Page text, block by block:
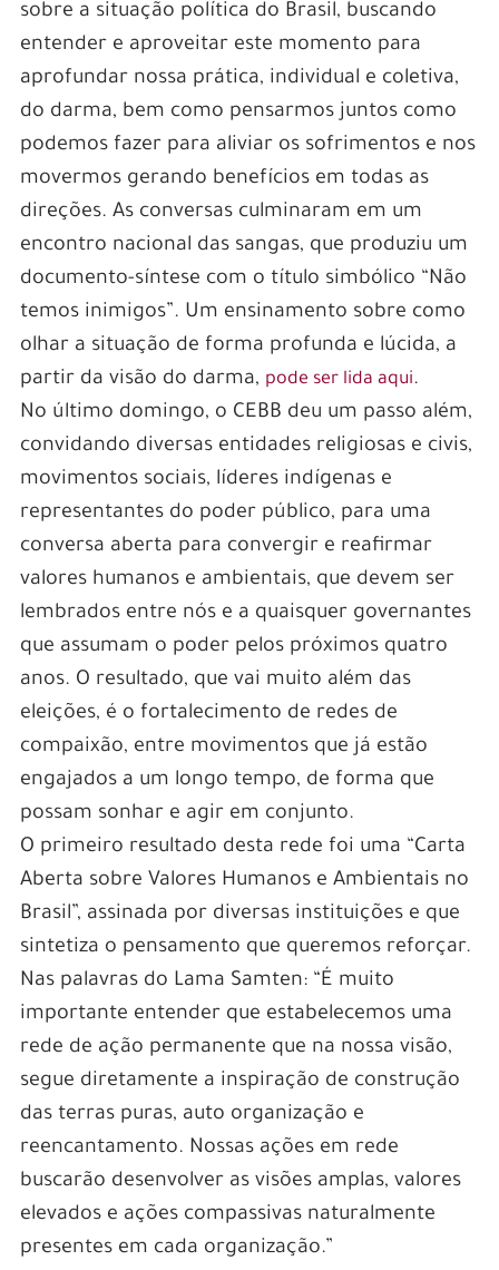
sobre a situação política do Brasil, buscando
entender e aproveitar este momento para
aprofundar nossa prática, individual e coletiva,
do darma, bem como pensarmos juntos como
podemos fazer para aliviar os sofrimentos e nos
movermos gerando benefícios em todas as
direções. As conversas culminaram em um
encontro nacional das sangas, que produziu um
documento-síntese com o título simbólico “Não
temos inimigos”. Um ensinamento sobre como
olhar a situação de forma profunda e lúcida, a
partir da visão do darma, pode ser lida aqui.
No último domingo, o CEBB deu um passo além,
convidando diversas entidades religiosas e civis,
movimentos sociais, líderes indígenas e
representantes do poder público, para uma
conversa aberta para convergir e reafirmar
valores humanos e ambientais, que devem ser
lembrados entre nós e a quaisquer governantes
que assumam o poder pelos próximos quatro
anos. O resultado, que vai muito além das
eleições, é o fortalecimento de redes de
compaixão, entre movimentos que já estão
engajados a um longo tempo, de forma que
possam sonhar e agir em conjunto.
O primeiro resultado desta rede foi uma “Carta
Aberta sobre Valores Humanos e Ambientais no
Brasil”, assinada por diversas instituições e que
sintetiza o pensamento que queremos reforçar.
Nas palavras do Lama Samten: “É muito
importante entender que estabelecemos uma
rede de ação permanente que na nossa visão,
segue diretamente a inspiração de construção
das terras puras, auto organização e
reencantamento. Nossas ações em rede
buscarão desenvolver as visões amplas, valores
elevados e ações compassivas naturalmente
presentes em cada organização.”